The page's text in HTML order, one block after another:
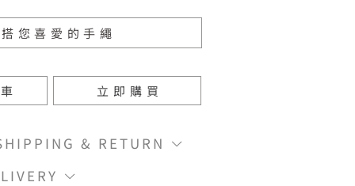
您喜愛的手繩
立即購買
& RETURN